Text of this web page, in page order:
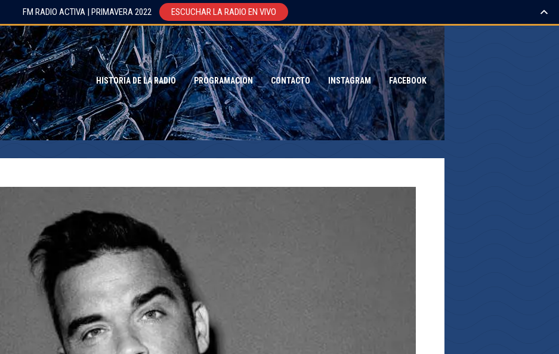
HISTORIA DE LA RADIO PROGRAMACION CONTACTO INSTAGRAM FACEBOOK
FM RADIO ACTIVA | PRIMAVERA 2022 ESCUCHAR LA RADIO EN VIVO